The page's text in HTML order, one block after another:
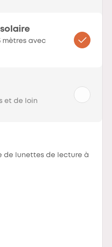
mètres avec
et de loin
de lunettes de lecture à